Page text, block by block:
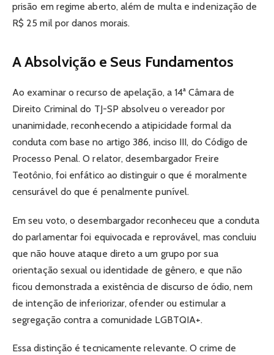
prisão em regime aberto, além de multa e indenização de
R$ 25 mil por danos morais.
A Absolvição e Seus Fundamentos
Ao examinar o recurso de apelação, a 14ª Câmara de
Direito Criminal do TJ-SP absolveu o vereador por
unanimidade, reconhecendo a atipicidade formal da
conduta com base no artigo 386, inciso III, do Código de
Processo Penal. O relator, desembargador Freire
Teotônio, foi enfático ao distinguir o que é moralmente
censurável do que é penalmente punível.
Em seu voto, o desembargador reconheceu que a conduta
do parlamentar foi equivocada e reprovável, mas concluiu
que não houve ataque direto a um grupo por sua
orientação sexual ou identidade de gênero, e que não
ficou demonstrada a existência de discurso de ódio, nem
de intenção de inferiorizar, ofender ou estimular a
segregação contra a comunidade LGBTQIA+.
Essa distinção é tecnicamente relevante. O crime de